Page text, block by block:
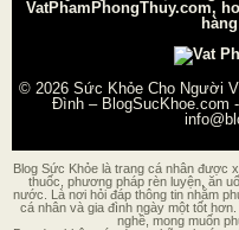
VatPhamPhongThuy.com,
© 2026 Sức Khỏe Cho Người
Đình – BlogSucKhoe.com
Blog Sức Khỏe là trang cá nhân được
thuốc, phương pháp rèn luyện, ăn
nước. Là nơi hỏi đáp thông tin nhằm
cá nhân và gia đình ngày một tốt
nghề, mong muốn